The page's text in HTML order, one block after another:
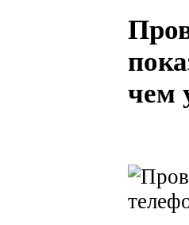
чем